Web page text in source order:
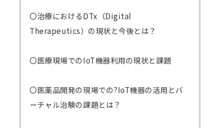
〇治療におけるDTx（Digital
Therapeutics）の現状と今後とは？
〇医療現場でのIoT機器利用の現状と課題
〇医薬品開発の現場での?IoT機器の活用とバ
ーチャル治験の課題とは？